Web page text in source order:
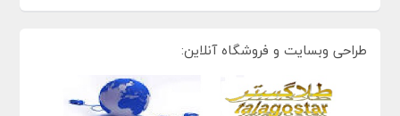
طراحی وبسایت و فروشگاه آنلاین: